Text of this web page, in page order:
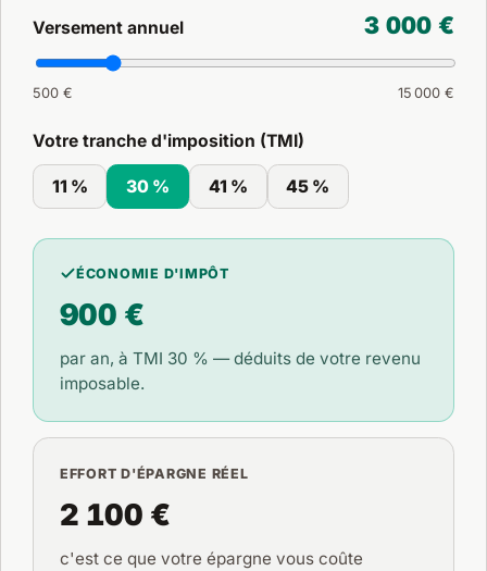
Versement annuel 3 000 €
500 € 15 000 €
Votre tranche d'imposition (TMI)
11 % 30 % 41 % 45 %
ÉCONOMIE D'IMPÔT
900 €
par an, à TMI 30 % — déduits de votre revenu
imposable.
EFFORT D'ÉPARGNE RÉEL
2 100 €
c'est ce que votre épargne vous coûte